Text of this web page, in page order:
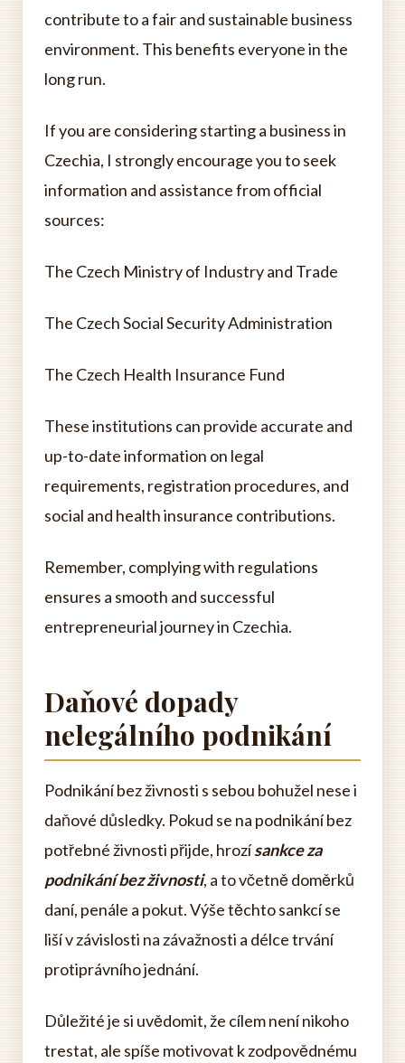
contribute to a fair and sustainable business
environment. This benefits everyone in the
long run.
If you are considering starting a business in
Czechia, I strongly encourage you to seek
information and assistance from official
sources:
The Czech Ministry of Industry and Trade
The Czech Social Security Administration
The Czech Health Insurance Fund
These institutions can provide accurate and
up-to-date information on legal
requirements, registration procedures, and
social and health insurance contributions.
Remember, complying with regulations
ensures a smooth and successful
entrepreneurial journey in Czechia.
Daňové dopady
nelegálního podnikání
Podnikání bez živnosti s sebou bohužel nese i
daňové důsledky. Pokud se na podnikání bez
potřebné živnosti přijde, hrozísankce za
podnikání bez živnosti, a to včetně doměrků
daní, penále a pokut. Výše těchto sankcí se
liší v závislosti na závažnosti a délce trvání
protiprávního jednání.
Důležité je si uvědomit, že cílem není nikoho
trestat, ale spíše motivovat k zodpovědnému